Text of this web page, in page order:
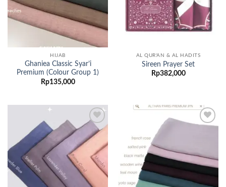
HIJAB
Ghaniea Classic Syar’i
Premium (Colour Group 1)
Rp135,000
AL QUR'AN & AL HADITS
Sireen Prayer Set
Rp382,000
Add to
wishlist